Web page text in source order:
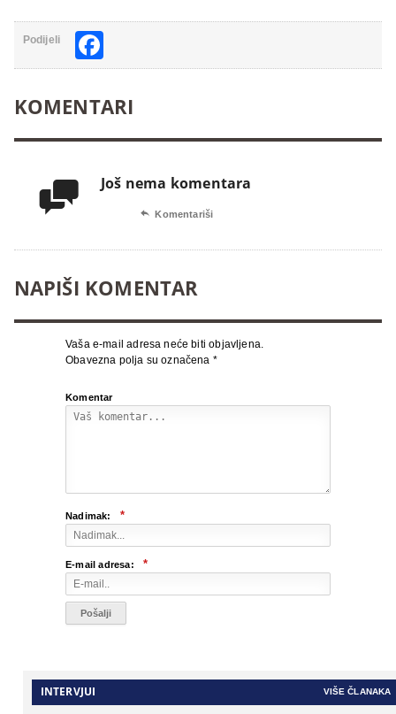
Podijeli
KOMENTARI
 Još nema komentara
 Komentariši
NAPIŠI KOMENTAR
Vaša e-mail adresa neće biti objavljena.
Obavezna polja su označena *
Komentar
Nadimak: *
E-mail adresa: *
INTERVJUI VIŠE ČLANAKA